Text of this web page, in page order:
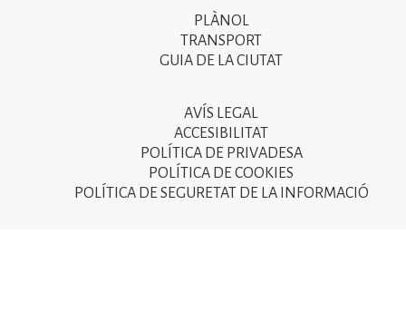
PLÀNOL
TRANSPORT
GUIA DE LA CIUTAT
AVÍS LEGAL
ACCESIBILITAT
POLÍTICA DE PRIVADESA
POLÍTICA DE COOKIES
POLÍTICA DE SEGURETAT DE LA INFORMACIÓ